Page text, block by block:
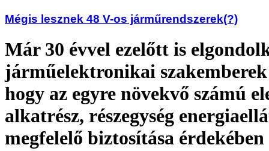
Mégis lesznek 48 V-os járműrendszerek(?)
Már 30 évvel ezelőtt is
járműelektronikai
hogy az egyre növekvő számú
alkatrész, részegység
megfelelő biztosítása